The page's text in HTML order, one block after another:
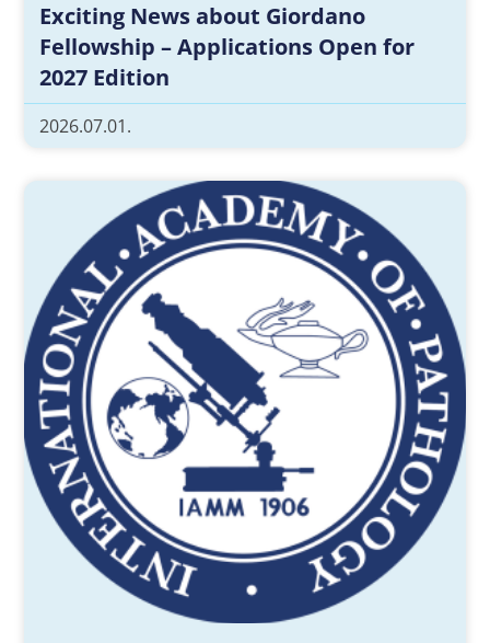
Exciting News about Giordano
Fellowship – Applications Open for
2027 Edition
2026.07.01.